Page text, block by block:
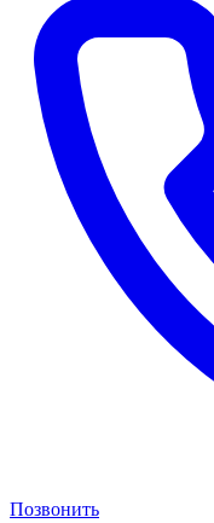
Позвонить